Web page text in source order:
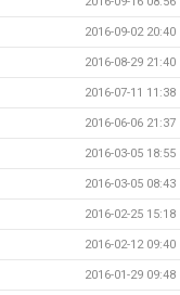
2016-09-02 20:40
2016-08-29 21:40
2016-07-11 11:38
2016-06-06 21:37
2016-03-05 18:55
2016-03-05 08:43
2016-02-25 15:18
2016-02-12 09:40
2016-01-29 09:48